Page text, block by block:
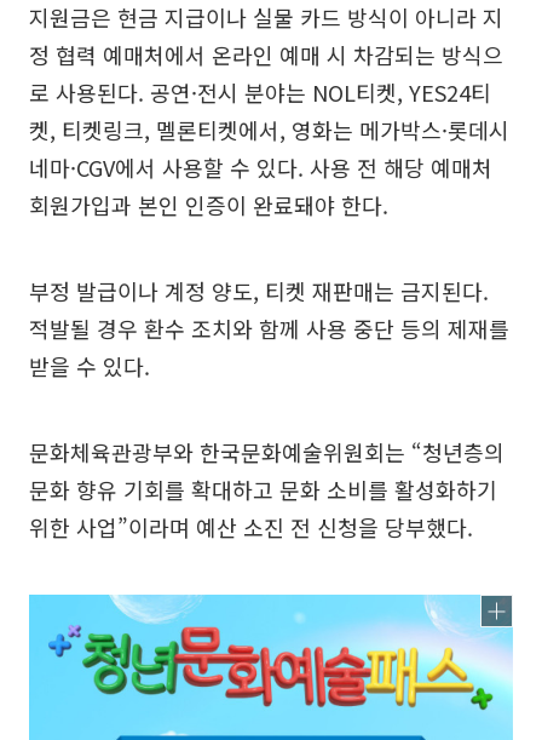
지원금은 현금 지급이나 실물 카드 방식이 아니라 지
정 협력 예매처에서 온라인 예매 시 차감되는 방식으
로 사용된다. 공연·전시 분야는 NOL티켓, YES24티
켓, 티켓링크, 멜론티켓에서, 영화는 메가박스·롯데시
네마·CGV에서 사용할 수 있다. 사용 전 해당 예매처
회원가입과 본인 인증이 완료돼야 한다.
부정 발급이나 계정 양도, 티켓 재판매는 금지된다.
적발될 경우 환수 조치와 함께 사용 중단 등의 제재를
받을 수 있다.
문화체육관광부와 한국문화예술위원회는 “청년층의
문화 향유 기회를 확대하고 문화 소비를 활성화하기
위한 사업”이라며 예산 소진 전 신청을 당부했다.